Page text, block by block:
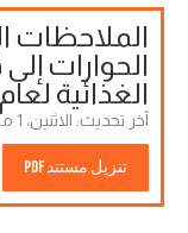
الملاحظات
الحوارات
الغذائية لعام 2021
آخر تحديث: الاثنين، 1 مارس 2021 09:13 UTC
تنزيل مستند PDF